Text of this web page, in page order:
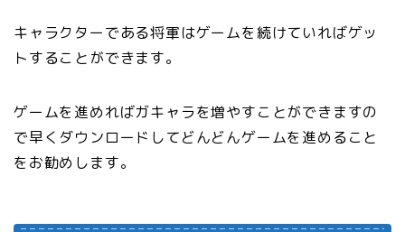
キャラクターである将軍はゲームを続けていればゲッ
トすることができます。
ゲームを進めればガキャラを増やすことができますの
で早くダウンロードしてどんどんゲームを進めること
をお勧めします。